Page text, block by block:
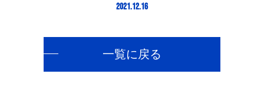
2021.12.16
一覧に戻る